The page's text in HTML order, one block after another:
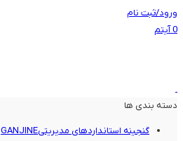
ورود/ثبت نام
0آیتم
دسته بندی ها
گنجینه استانداردهای مدیریتیGANJINE